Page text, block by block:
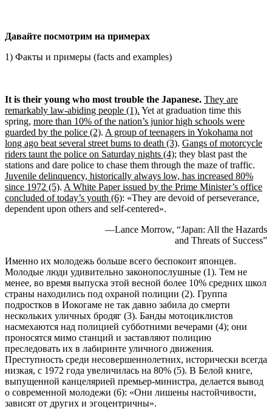
Давайте посмотрим на примерах
1) Факты и примеры (facts and examples)
It is their young who most trouble the Japanese. They are
remarkably law-abiding people (1). Yet at graduation time this
spring, more than 10% of the nation’s junior high schools were
guarded by the police (2). A group of teenagers in Yokohama not
long ago beat several street bums to death (3). Gangs of motorcycle
riders taunt the police on Saturday nights (4); they blast past the
stations and dare police to chase them through the maze of traffic.
Juvenile delinquency, historically always low, has increased 80%
since 1972 (5). A White Paper issued by the Prime Minister’s office
concluded of today’s youth (6): «They are devoid of perseverance,
dependent upon others and self-centered».
—Lance Morrow, “Japan: All the Hazards
and Threats of Success”
Именно их молодежь больше всего беспокоит японцев.
Молодые люди удивительно законопослушные (1). Тем не
менее, во время выпуска этой весной более 10% средних школ
страны находились под охраной полиции (2). Группа
подростков в Иокогаме не так давно забила до смерти
нескольких уличных бродяг (3). Банды мотоциклистов
насмехаются над полицией субботними вечерами (4); они
проносятся мимо станций и заставляют полицию
преследовать их в лабиринте уличного движения.
Преступность среди несовершеннолетних, исторически всегда
низкая, с 1972 года увеличилась на 80% (5). В Белой книге,
выпущенной канцелярией премьер-министра, делается вывод
о современной молодежи (6): «Они лишены настойчивости,
зависят от других и эгоцентричны».